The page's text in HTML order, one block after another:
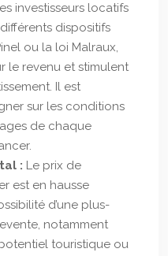
investisseurs locatifs
dispositifs
ou la loi Malraux,
le revenu et stimulent
Il est
sur les conditions
de chaque
: Le prix de
est en hausse
d’une plus-
notamment
touristique ou